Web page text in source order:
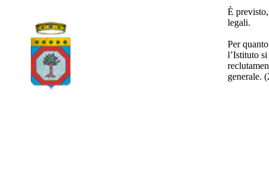
È
legali.
Per
l’Istituto
generale.